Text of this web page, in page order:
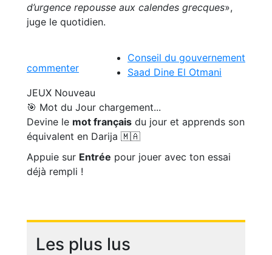
d’urgence repousse aux calendes grecques»,
juge le quotidien.
commenter
Conseil du gouvernement
Saad Dine El Otmani
JEUX Nouveau
🎯 Mot du Jour chargement...
Devine le mot français du jour et apprends son
équivalent en Darija 🇲🇦
Appuie sur Entrée pour jouer avec ton essai
déjà rempli !
Les plus lus